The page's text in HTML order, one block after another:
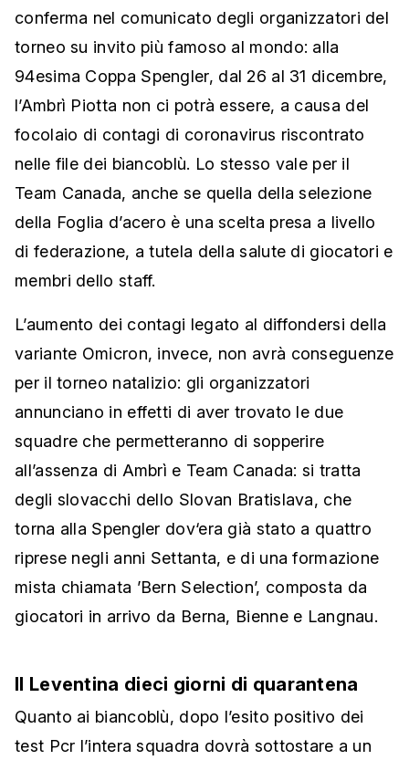
conferma nel comunicato degli organizzatori del
torneo su invito più famoso al mondo: alla
94esima Coppa Spengler, dal 26 al 31 dicembre,
l’Ambrì Piotta non ci potrà essere, a causa del
focolaio di contagi di coronavirus riscontrato
nelle file dei biancoblù. Lo stesso vale per il
Team Canada, anche se quella della selezione
della Foglia d’acero è una scelta presa a livello
di federazione, a tutela della salute di giocatori e
membri dello staff.
L’aumento dei contagi legato al diffondersi della
variante Omicron, invece, non avrà conseguenze
per il torneo natalizio: gli organizzatori
annunciano in effetti di aver trovato le due
squadre che permetteranno di sopperire
all’assenza di Ambrì e Team Canada: si tratta
degli slovacchi dello Slovan Bratislava, che
torna alla Spengler dov‘era già stato a quattro
riprese negli anni Settanta, e di una formazione
mista chiamata ’Bern Selection’, composta da
giocatori in arrivo da Berna, Bienne e Langnau.
Il Leventina dieci giorni di quarantena
Quanto ai biancoblù, dopo l’esito positivo dei
test Pcr l’intera squadra dovrà sottostare a un